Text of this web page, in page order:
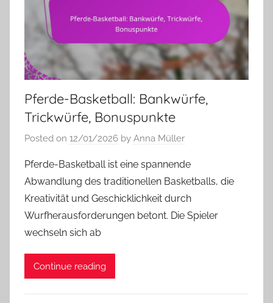
Pferde-Basketball: Bankwürfe,
Trickwürfe, Bonuspunkte
Posted on 12/01/2026 by Anna Müller
Pferde-Basketball ist eine spannende
Abwandlung des traditionellen Basketballs, die
Kreativität und Geschicklichkeit durch
Wurfherausforderungen betont. Die Spieler
wechseln sich ab
Continue reading